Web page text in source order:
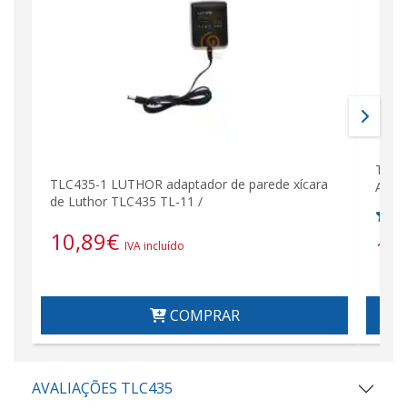
TLC435-1 LUTHOR adaptador de parede xícara
de Luthor TLC435 TL-11 /
10,89€ IVA incluído
COMPRAR
AFS
AVALIAÇÕES TLC435